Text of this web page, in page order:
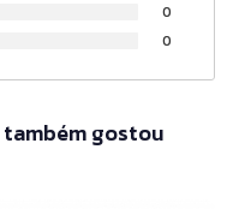
0
0
gostou